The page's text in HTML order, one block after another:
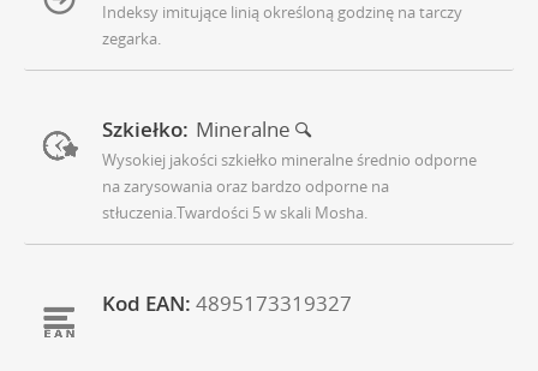
Indeksy imitujące linią określoną godzinę na tarczy
zegarka.
Szkiełko: Mineralne
Wysokiej jakości szkiełko mineralne średnio odporne
na zarysowania oraz bardzo odporne na
stłuczenia.Twardości 5 w skali Mosha.
Kod EAN: 4895173319327